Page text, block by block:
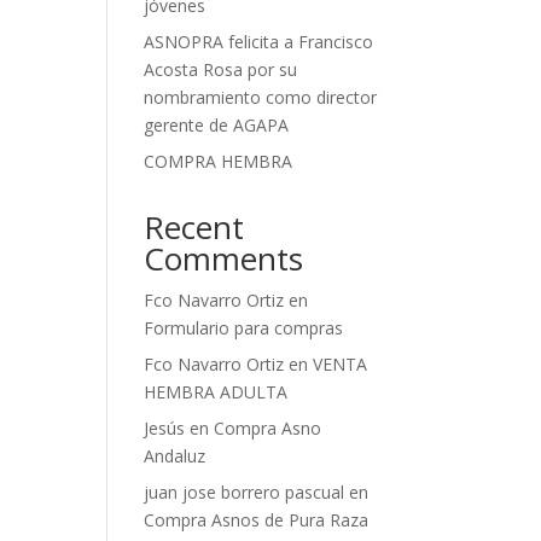
jóvenes
ASNOPRA felicita a Francisco
Acosta Rosa por su
nombramiento como director
gerente de AGAPA
COMPRA HEMBRA
Recent
Comments
Fco Navarro Ortiz en
Formulario para compras
Fco Navarro Ortiz enVENTA
HEMBRA ADULTA
Jesús en Compra Asno
Andaluz
juan jose borrero pascual en
Compra Asnos de Pura Raza